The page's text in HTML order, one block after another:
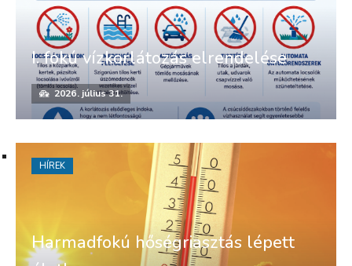
I. fokú vízkorlátozás elrendelése
2026. július 31.
Harmadfokú hőségriasztás lépett
HÍREK